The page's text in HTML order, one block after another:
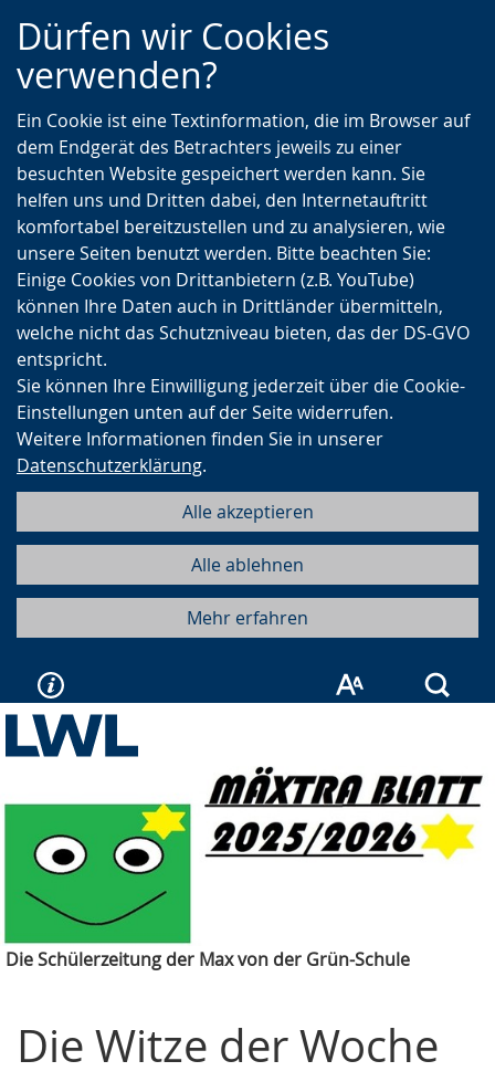
Zur
Hauptnavigation
Zur
Seitennavigation
Zum
Inhalt
Dürfen wir Cookies
verwenden?
Ein Cookie ist eine Textinformation, die im Browser auf
dem Endgerät des Betrachters jeweils zu einer
besuchten Website gespeichert werden kann. Sie
helfen uns und Dritten dabei, den Internetauftritt
komfortabel bereitzustellen und zu analysieren, wie
unsere Seiten benutzt werden. Bitte beachten Sie:
Einige Cookies von Drittanbietern (z.B. YouTube)
können Ihre Daten auch in Drittländer übermitteln,
welche nicht das Schutzniveau bieten, das der DS-GVO
entspricht.
Sie können Ihre Einwilligung jederzeit über die Cookie-
Einstellungen unten auf der Seite widerrufen.
Weitere Informationen finden Sie in unserer
Datenschutzerklärung.
Alle akzeptieren
Alle ablehnen
Mehr erfahren
Die Schülerzeitung der Max von der Grün-Schule
Die Witze der Woche